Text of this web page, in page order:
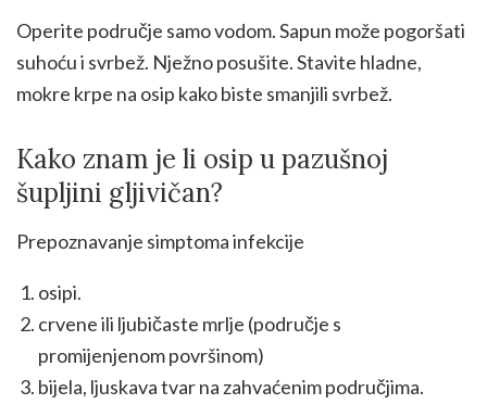
Operite područje samo vodom. Sapun može pogoršati
suhoću i svrbež. Nježno posušite. Stavite hladne,
mokre krpe na osip kako biste smanjili svrbež.
Kako znam je li osip u pazušnoj
šupljini gljivičan?
Prepoznavanje simptoma infekcije
osipi.
crvene ili ljubičaste mrlje (područje s
promijenjenom površinom)
bijela, ljuskava tvar na zahvaćenim područjima.